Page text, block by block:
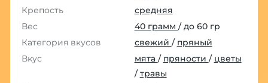
Крепость
средняя
Вес
40 грамм / до 60 гр
Категория вкусов
свежий / пряный
Вкус
мята / пряности / цветы
/травы